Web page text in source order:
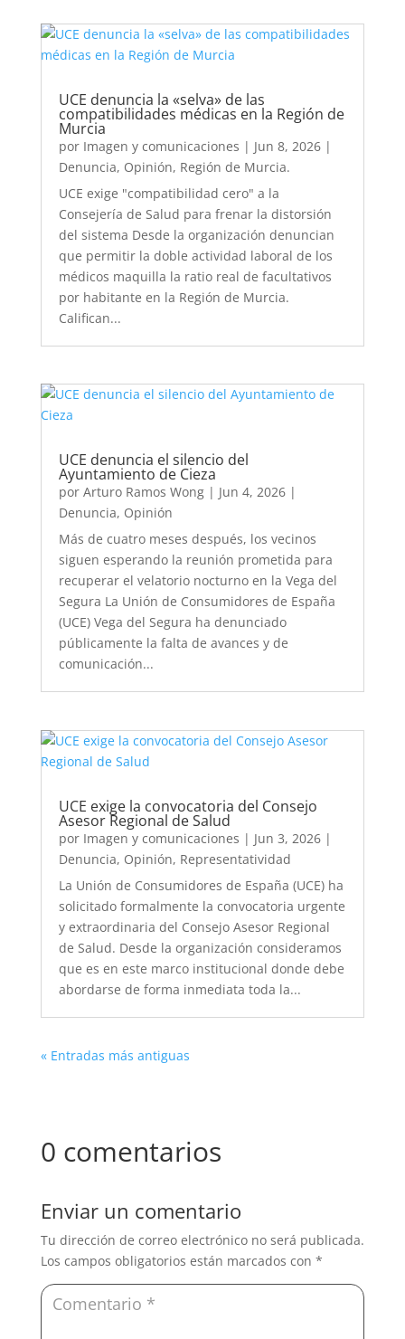
UCE denuncia la «selva» de las
compatibilidades médicas en la Región de
Murcia
por Imagen y comunicaciones | Jun 8, 2026|
Denuncia, Opinión, Región de Murcia.
UCE exige "compatibilidad cero" a la
Consejería de Salud para frenar la distorsión
del sistema Desde la organización denuncian
que permitir la doble actividad laboral de los
médicos maquilla la ratio real de facultativos
por habitante en la Región de Murcia.
Califican...
UCE denuncia el silencio del
Ayuntamiento de Cieza
por Arturo Ramos Wong| Jun 4, 2026|
Denuncia, Opinión
Más de cuatro meses después, los vecinos
siguen esperando la reunión prometida para
recuperar el velatorio nocturno en la Vega del
Segura La Unión de Consumidores de España
(UCE) Vega del Segura ha denunciado
públicamente la falta de avances y de
comunicación...
UCE exige la convocatoria del Consejo
Asesor Regional de Salud
por Imagen y comunicaciones | Jun 3, 2026|
Denuncia, Opinión, Representatividad
La Unión de Consumidores de España (UCE) ha
solicitado formalmente la convocatoria urgente
y extraordinaria del Consejo Asesor Regional
de Salud. Desde la organización consideramos
que es en este marco institucional donde debe
abordarse de forma inmediata toda la...
« Entradas más antiguas
0 comentarios
Enviar un comentario
Tu dirección de correo electrónico no será publicada.
Los campos obligatorios están marcados con *